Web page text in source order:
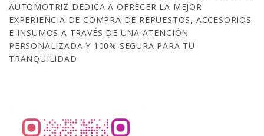
AUTOMOTRIZ DEDICA A OFRECER LA MEJOR
EXPERIENCIA DE COMPRA DE REPUESTOS, ACCESORIOS
E INSUMOS A TRAVÉS DE UNA ATENCIÓN
PERSONALIZADA Y 100% SEGURA PARA TU
TRANQUILIDAD